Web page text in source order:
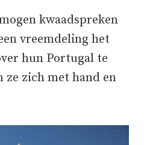
kwaadspreken
vreemdeling het
hun Portugal te
ze zich met hand en